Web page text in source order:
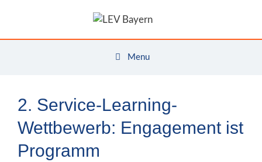
Menu
2. Service-Learning-
Wettbewerb: Engagement ist
Programm